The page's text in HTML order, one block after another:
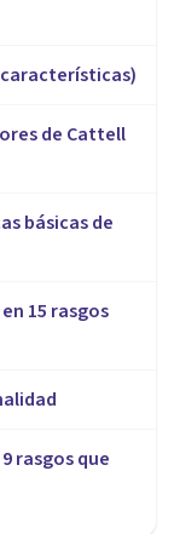
características)
de Cattell
básicas de
15 rasgos
rasgos que